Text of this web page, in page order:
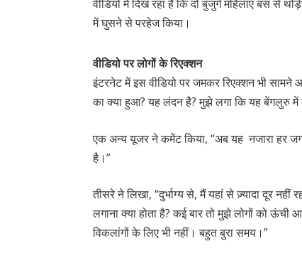
वीडियो में दिख रहा है कि दो बुजुर्ग महिलाएं बस से
में घुसने से परहेज किया।
वीडियो पर लोगों के रिएक्शन
इंटरनेट में इस वीडियो पर जमकर रिएक्शन भी
का क्या हुआ? यह लंदन है? मुझे लगा कि यह बेंगलुरु में
एक अन्य यूजर ने कमेंट किया, “अब यह नजारा हर
है।”
तीसरे ने लिखा, “दुर्भाग्य से, मैं यहां से ज़्यादा दूर नहीं
लगाना क्या होता है? कई बार तो मुझे लोगों को ऊंची
विकलांगों के लिए भी नहीं। बहुत बुरा समय।”